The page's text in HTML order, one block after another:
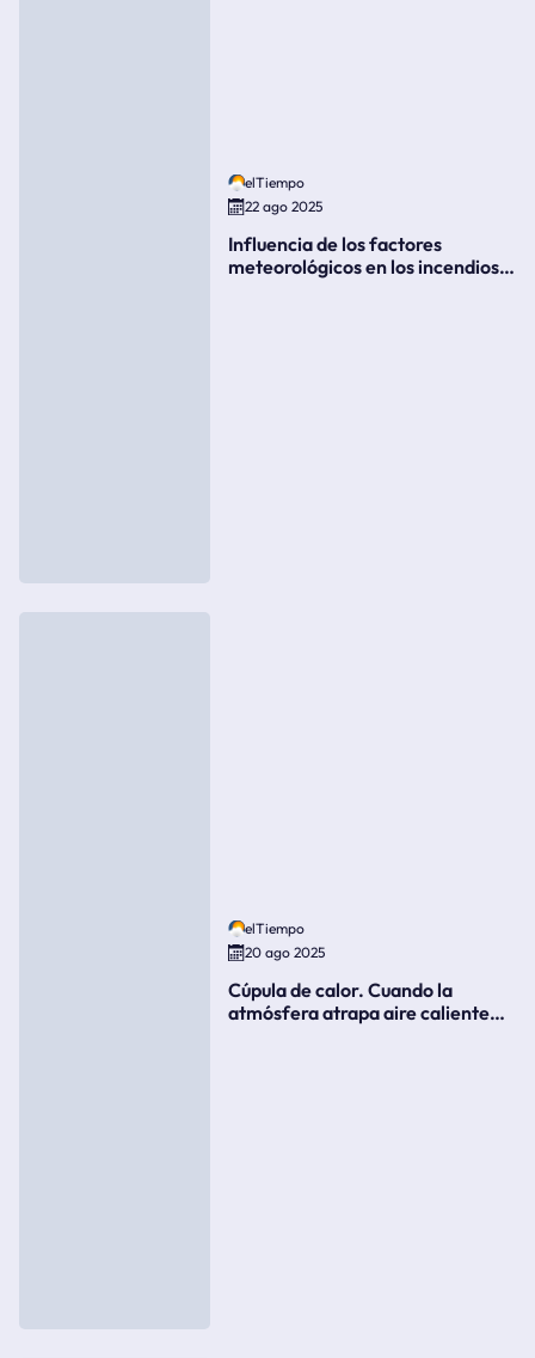
elTiempo
22 ago 2025
Influencia de los factores
meteorológicos en los incendios
elTiempo
20 ago 2025
Cúpula de calor. Cuando la
atmósfera atrapa aire caliente